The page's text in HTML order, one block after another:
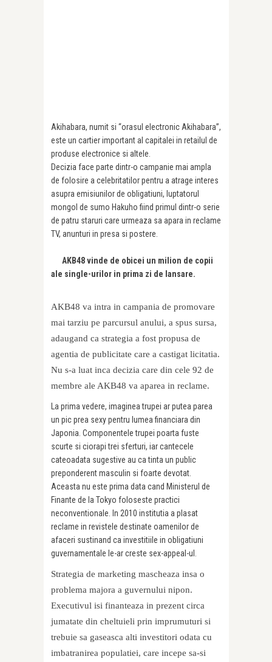
Akihabara, numit si “orasul electronic Akihabara”,
este un cartier important al capitalei in retailul de
produse electronice si altele.
Decizia face parte dintr-o campanie mai ampla
de folosire a celebritatilor pentru a atrage interes
asupra emisiunilor de obligatiuni, luptatorul
mongol de sumo Hakuho fiind primul dintr-o serie
de patru staruri care urmeaza sa apara in reclame
TV, anunturi in presa si postere.
AKB48 vinde de obicei un milion de copii
ale single-urilor in prima zi de lansare.
AKB48 va intra in campania de promovare
mai tarziu pe parcursul anului, a spus sursa,
adaugand ca strategia a fost propusa de
agentia de publicitate care a castigat licitatia.
Nu s-a luat inca decizia care din cele 92 de
membre ale AKB48 va aparea in reclame.
La prima vedere, imaginea trupei ar putea parea
un pic prea sexy pentru lumea financiara din
Japonia. Componentele trupei poarta fuste
scurte si ciorapi trei sferturi, iar cantecele
cateoadata sugestive au ca tinta un public
preponderent masculin si foarte devotat.
Aceasta nu este prima data cand Ministerul de
Finante de la Tokyo foloseste practici
neconventionale. In 2010 institutia a plasat
reclame in revistele destinate oamenilor de
afaceri sustinand ca investitiile in obligatiuni
guvernamentale le-ar creste sex-appeal-ul.
Strategia de marketing mascheaza insa o
problema majora a guvernului nipon.
Executivul isi finanteaza in prezent circa
jumatate din cheltuieli prin imprumuturi si
trebuie sa gaseasca alti investitori odata cu
imbatranirea populatiei, care incepe sa-si